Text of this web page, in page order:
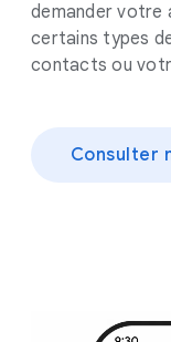
demander votre
certains types
contacts ou
Consulter